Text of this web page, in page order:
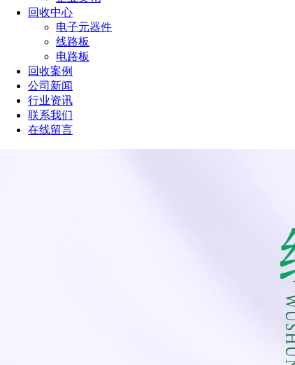
回收中心
电子元器件
线路板
电路板
回收案例
公司新闻
行业资讯
联系我们
在线留言